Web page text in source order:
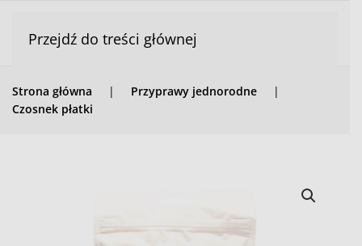
Przejdź do treści głównej
Strona główna
Przyprawy jednorodne
Czosnek płatki